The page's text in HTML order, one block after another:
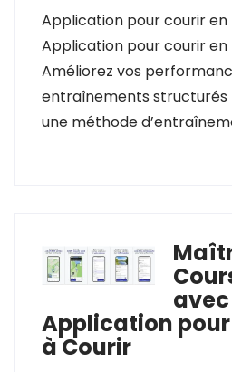
Application pour courir
Application pour courir en
Améliorez vos
entraînements structurés
une méthode
Application
à Courir